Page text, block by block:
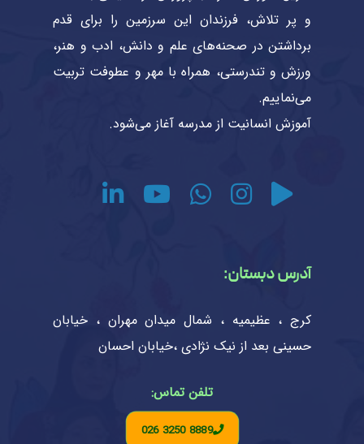
و پر تلاش، فرزندان این سرزمین را برای قدم
برداشتن در صحنه‌های علم و دانش، ادب و هنر،
ورزش و تندرستی، همراه با مهر و عطوفت تربیت
می‌نماییم.
آموزش انسانیت از مدرسه آغاز می‌شود.
آدرس دبستان:
کرج ، عظیمیه ، شمال میدان مهران ، خیابان
حسینی بعد از نیک نژادی ،خیابان احسان
تلفن تماس:
026 3250 8889